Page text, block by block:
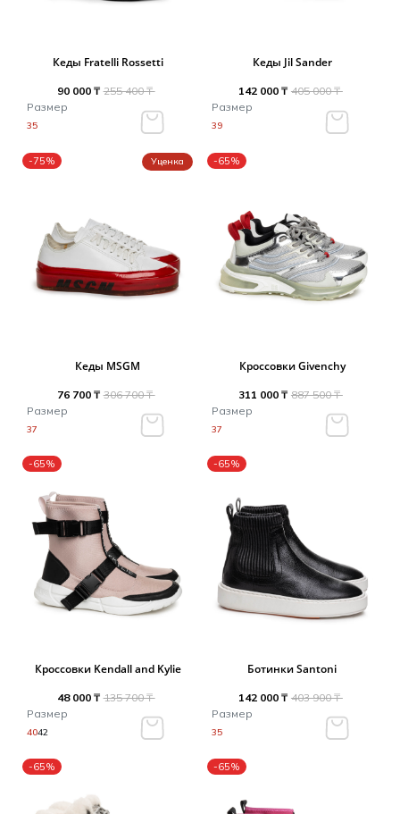
Кеды Fratelli Rossetti
90 000 ₸ 255 400 ₸
Размер
35
Кеды Jil Sander
142 000 ₸ 405 000 ₸
Размер
39
-75% Уценка
Кеды MSGM
76 700 ₸ 306 700 ₸
Размер
37
-65%
Кроссовки Givenchy
311 000 ₸ 887 500 ₸
Размер
37
-65%
Кроссовки Kendall and Kylie
48 000 ₸ 135 700 ₸
Размер
4042
-65%
Ботинки Santoni
142 000 ₸ 403 900 ₸
Размер
35
-65% -65%